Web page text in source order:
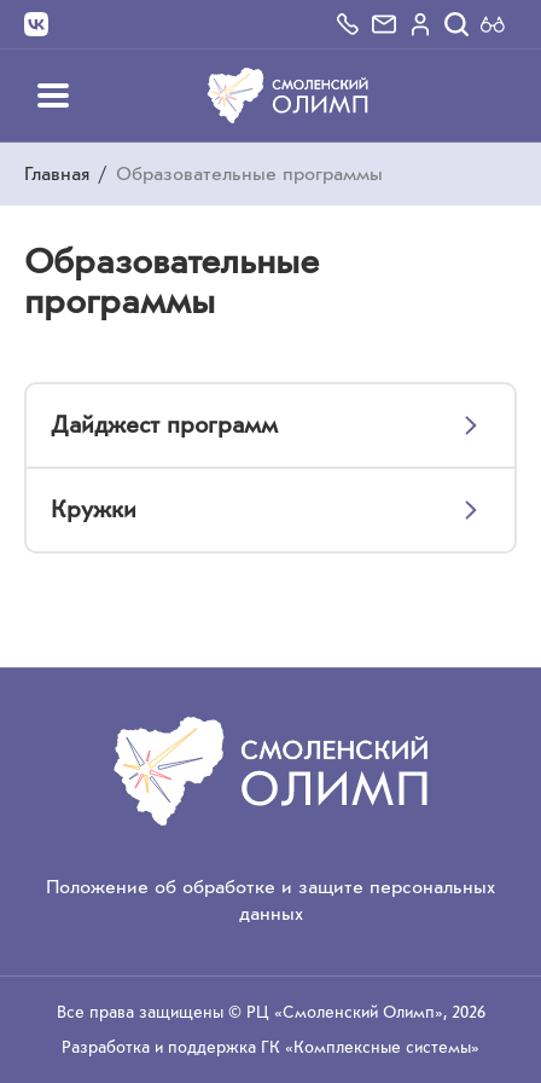
Главная / Образовательные программы
Образовательные
программы
Дайджест программ
Кружки
Положение об обработке и защите персональных
данных
Все права защищены © РЦ «Смоленский Олимп», 2026
Разработка и поддержка ГК «Комплексные системы»